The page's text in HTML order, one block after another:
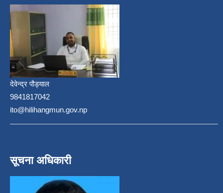
देवेन्द्र पौड्याल
9841817042
ito@hilihangmun.gov.np
सूचना अधिकारी